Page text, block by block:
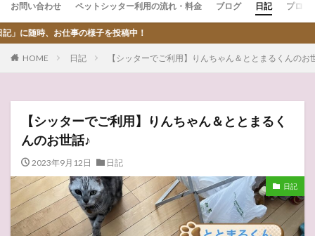
お問い合わせ ペットシッター利用の流れ・料金 ブログ 日記 プロフ
投稿中！
HOME 日記 【シッターでご利用】りんちゃん＆ととまるくんのお
【シッターでご利用】りんちゃん＆ととまるく
んのお世話♪
2023年9月12日 日記
日記